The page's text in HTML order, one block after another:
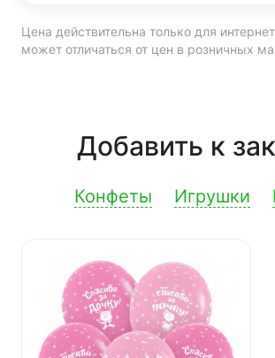
Цена действительна только для
может отличаться от цен в розничных
Добавить к
Конфеты Игрушки